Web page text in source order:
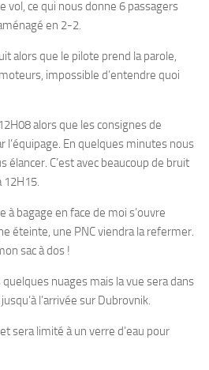
vol, ce qui nous donne 6 passagers
en 2-2.
alors que le pilote prend la parole,
impossible d’entendre quoi
alors que les consignes de
En quelques minutes nous
élancer. C’est avec beaucoup de bruit
12H15.
à bagage en face de moi s’ouvre
éteinte, une PNC viendra la refermer.
sac à dos !
nuages mais la vue sera dans
l’arrivée sur Dubrovnik.
sera limité à un verre d’eau pour